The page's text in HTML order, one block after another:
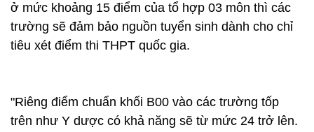
ở mức khoảng 15 điểm của tổ hợp 03 môn thì các
trường sẽ đảm bảo nguồn tuyển sinh dành cho chỉ
tiêu xét điểm thi THPT quốc gia.
"Riêng điểm chuẩn khối B00 vào các trường tốp
trên như Y dược có khả năng sẽ từ mức 24 trở lên.